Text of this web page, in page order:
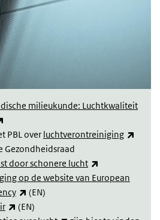
milieukunde: Luchtkwaliteit
PBL over luchtverontreiniging
Gezondheidsraad
door schonere lucht
op de website van European
(link is external)
(EN)
(link is external)
(EN)